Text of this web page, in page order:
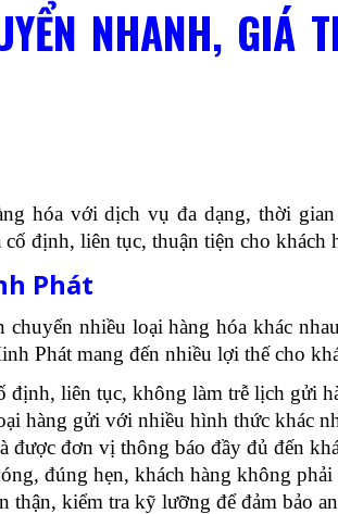
NHANH, GIÁ
hóa với dịch vụ đa dạng, thời
định, liên tục, thuận tiện cho khách
Phát
nhiều loại hàng hóa khác
Phát mang đến nhiều lợi thế cho
liên tục, không làm trễ lịch gửi
hàng gửi với nhiều hình thức khác
được đơn vị thông báo đầy đủ đến
đúng hẹn, khách hàng không
thận, kiểm tra kỹ lưỡng để đảm bảo